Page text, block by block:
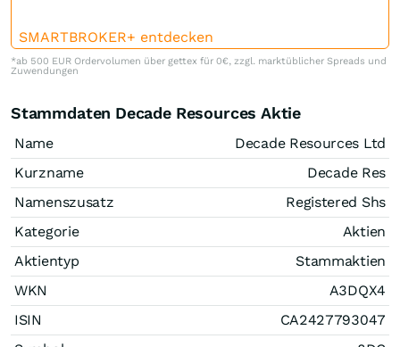
SMARTBROKER+ entdecken
*ab 500 EUR Ordervolumen über gettex für 0€, zzgl. marktüblicher Spreads und
Zuwendungen
Stammdaten Decade Resources Aktie
Name
Decade Resources Ltd
Kurzname
Decade Res
Namenszusatz
Registered Shs
Kategorie
Aktien
Aktientyp
Stammaktien
WKN
A3DQX4
ISIN
CA2427793047